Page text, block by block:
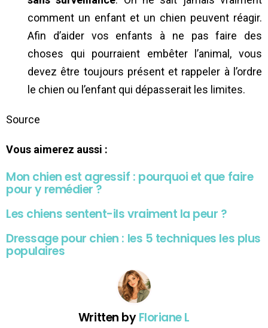
comment un enfant et un chien peuvent réagir.
Afin d’aider vos enfants à ne pas faire des
choses qui pourraient embêter l’animal, vous
devez être toujours présent et rappeler à l’ordre
le chien ou l’enfant qui dépasserait les limites.
Source
Vous aimerez aussi :
Mon chien est agressif : pourquoi et que faire
pour y remédier ?
Les chiens sentent-ils vraiment la peur ?
Dressage pour chien : les 5 techniques les plus
populaires
Written byFloriane L